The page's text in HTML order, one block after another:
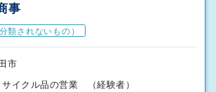
事
類されないもの）
市
サイクル品の営業 （経験者）